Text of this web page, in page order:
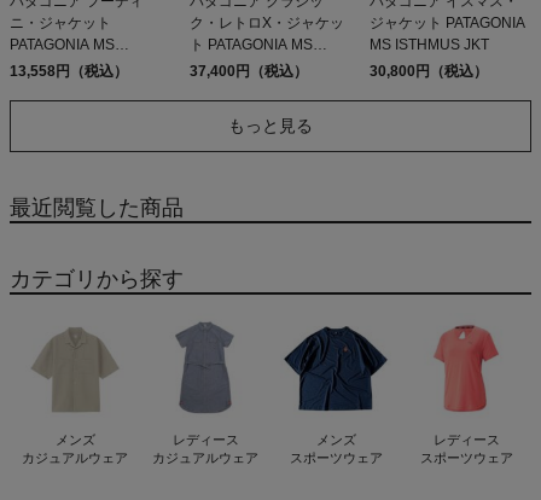
ニ・ジャケット
PATAGONIA MS
HOUDINI JKT
13,558円（税込）
ク・レトロX・ジャケッ
ト PATAGONIA MS
CLASSIC RETRO-X JKT
37,400円（税込）
ジャケット PATAGONIA
MS ISTHMUS JKT
30,800円（税込）
もっと見る
最近閲覧した商品
カテゴリから探す
メンズ
カジュアルウェア
レディース
カジュアルウェア
メンズ
スポーツウェア
レディース
スポーツウェア